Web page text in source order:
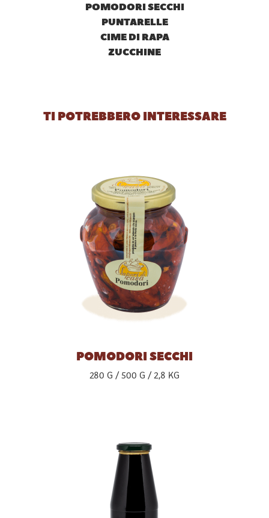
POMODORI SECCHI
PUNTARELLE
CIME DI RAPA
ZUCCHINE
TI POTREBBERO INTERESSARE
POMODORI SECCHI
280 G 500 G 2,8 KG